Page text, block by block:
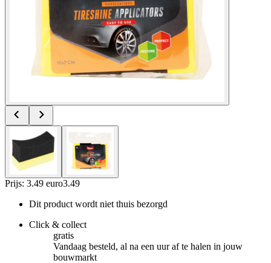
Prijs: 3.49 euro3.49
Dit product wordt niet thuis bezorgd
Click & collect
gratis
Vandaag besteld, al na een uur af te halen in jouw
bouwmarkt